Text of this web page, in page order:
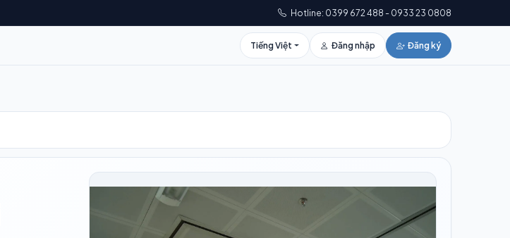
Hotline: 0399 672 488 - 0933 23 0808
Tiếng Việt Đăng nhập Đăng ký